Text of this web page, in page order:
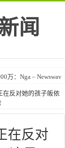
闻
万：Nga – Newswav
在反对她的孩子皈依
在反对